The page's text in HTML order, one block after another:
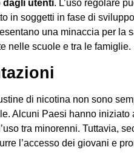
dagli utenti. L’uso regolare
in soggetti in fase di
una minaccia per la
nelle scuole e tra le famiglie.
di nicotina non sono
Alcuni Paesi hanno iniziato
tra minorenni. Tuttavia,
l’accesso dei giovani e